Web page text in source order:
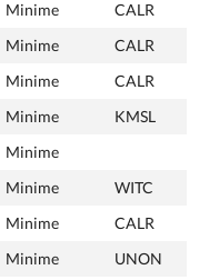
Minime
CALR
Minime
CALR
Minime
CALR
Minime
KMSL
Minime
Minime
WITC
Minime
CALR
Minime
UNON